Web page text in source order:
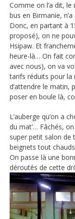
Comme on l’a dit,
bus en Birmanie,
Donc, en partant à
proposé), on ne
Hsipaw. Et
heure-là… On fait
avec nous), on va
tarifs réduits pour la
d’attendre le matin,
poser en boule là,
L’auberge qu’on a
du mat’… Fâchés,
super petit salon de
beignets tout
On passe là une
déroutés de cette